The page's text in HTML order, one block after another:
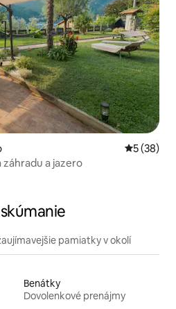
5 (38)
záhradu a jazero
pamiatky v okolí
Benátky
Dovolenkové prenájmy